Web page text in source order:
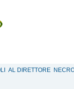
AL DIRETTORE